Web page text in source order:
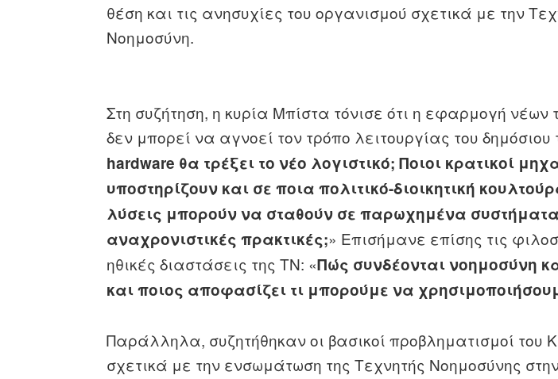
θέση και τις ανησυχίες του οργανισμού σχετικά με την
Νοημοσύνη.
Στη συζήτηση, η κυρία Μπίστα τόνισε ότι η εφαρμογή νέων
δεν μπορεί να αγνοεί τον τρόπο λειτουργίας του δημόσιου
hardware θα τρέξει το νέο λογιστικό; Ποιοι κρατικοί
υποστηρίζουν και σε ποια πολιτικό-διοικητική
λύσεις μπορούν να σταθούν σε παρωχημένα
αναχρονιστικές πρακτικές;» Επισήμανε επίσης τις
ηθικές διαστάσεις της ΤΝ: «Πώς συνδέονται νοημοσύνη
και ποιος αποφασίζει τι μπορούμε να
Παράλληλα, συζητήθηκαν οι βασικοί προβληματισμοί του
σχετικά με την ενσωμάτωση της Τεχνητής Νοημοσύνης